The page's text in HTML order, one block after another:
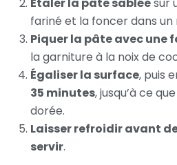
fariné et la foncer dans
Piquer la pâte avec une
la garniture à la noix de
Égaliser la surface, puis
35 minutes, jusqu’à ce
dorée.
Laisser refroidir avant
servir.